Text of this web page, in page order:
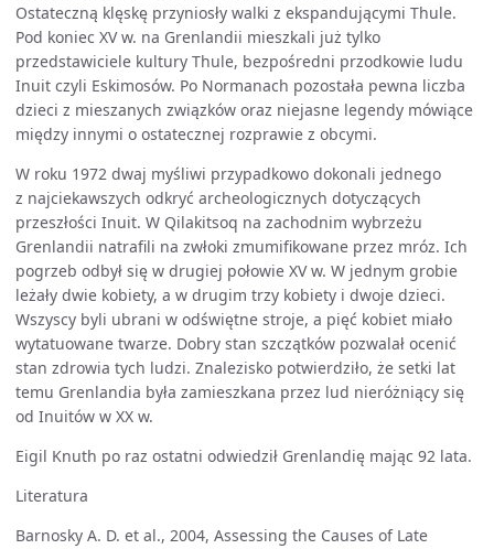
Ostateczną klęskę przyniosły walki z ekspandującymi Thule.
Pod koniec XV w. na Grenlandii mieszkali już tylko
przedstawiciele kultury Thule, bezpośredni przodkowie ludu
Inuit czyli Eskimosów. Po Normanach pozostała pewna liczba
dzieci z mieszanych związków oraz niejasne legendy mówiące
między innymi o ostatecznej rozprawie z obcymi.
W roku 1972 dwaj myśliwi przypadkowo dokonali jednego
z najciekawszych odkryć archeologicznych dotyczących
przeszłości Inuit. W Qilakitsoq na zachodnim wybrzeżu
Grenlandii natrafili na zwłoki zmumifikowane przez mróz. Ich
pogrzeb odbył się w drugiej połowie XV w. W jednym grobie
leżały dwie kobiety, a w drugim trzy kobiety i dwoje dzieci.
Wszyscy byli ubrani w odświętne stroje, a pięć kobiet miało
wytatuowane twarze. Dobry stan szczątków pozwalał ocenić
stan zdrowia tych ludzi. Znalezisko potwierdziło, że setki lat
temu Grenlandia była zamieszkana przez lud nieróżniący się
od Inuitów w XX w.
Eigil Knuth po raz ostatni odwiedził Grenlandię mając 92 lata.
Literatura
Barnosky A. D. et al., 2004, Assessing the Causes of Late